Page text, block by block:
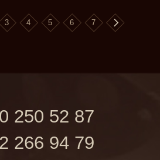
3 4 5 6 7
250 52 87
266 94 79